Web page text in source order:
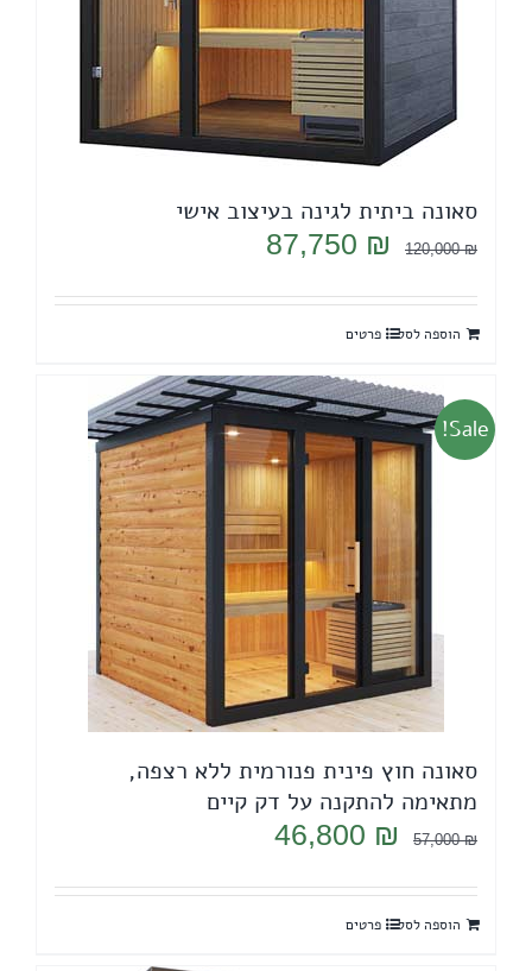
סאונה ביתית לגינה בעיצוב אישי
120,000₪
המחיר
היה:
120,000 ₪.
87,750 ₪
המחיר
הוא:
הוספה לסל פרטים
Sale!
סאונה חוץ פינית פנורמית ללא רצפה,
מתאימה להתקנה על דק קיים
57,000₪
המחיר
היה:
57,000 ₪.
46,800 ₪
המחיר
הוא:
הוספה לסל פרטים